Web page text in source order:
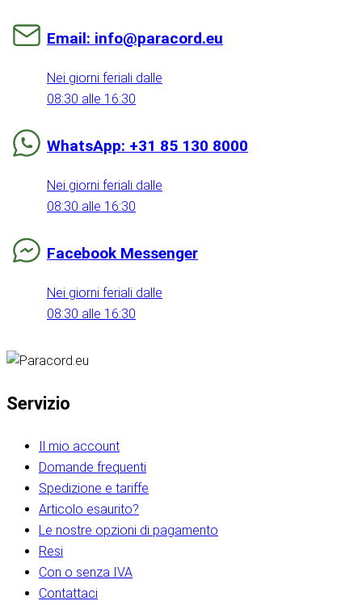
Email: info@paracord.eu
Nei giorni feriali dalle
08:30 alle 16:30
WhatsApp: +31 85 130 8000
Nei giorni feriali dalle
08:30 alle 16:30
Facebook Messenger
Nei giorni feriali dalle
08:30 alle 16:30
Servizio
Il mio account
Domande frequenti
Spedizione e tariffe
Articolo esaurito?
Le nostre opzioni di pagamento
Resi
Con o senza IVA
Contattaci